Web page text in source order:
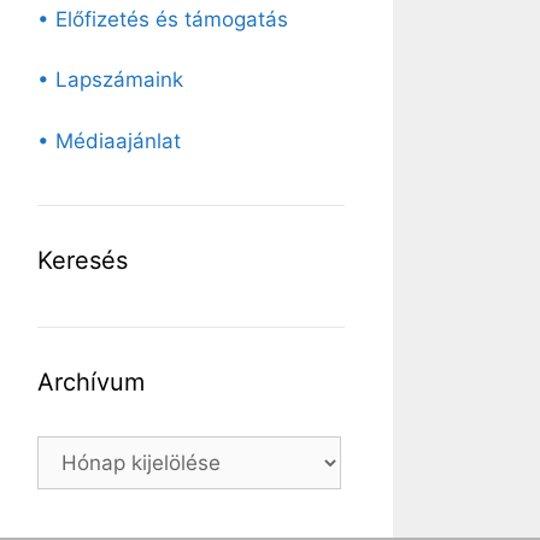
• Előfizetés és támogatás
• Lapszámaink
• Médiaajánlat
Keresés
Archívum
Archívum